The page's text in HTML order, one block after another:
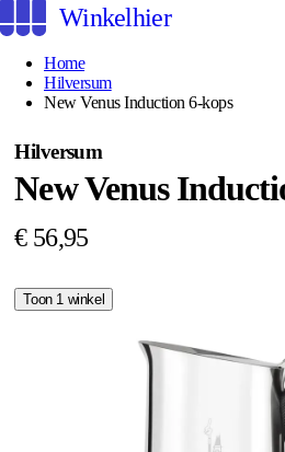
Winkelhier
Home
Hilversum
New Venus Induction 6-kops
Hilversum
New Venus
€ 56,95
Toon 1 winkel